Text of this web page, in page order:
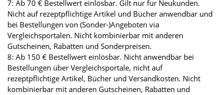
7: Ab 70 € Bestellwert einlösbar. Gilt nur für Neukunden.
Nicht auf rezeptpflichtige Artikel und Bücher anwendbar und
bei Bestellungen von (Sonder-)Angeboten via
Vergleichsportalen. Nicht kombinierbar mit anderen
Gutscheinen, Rabatten und Sonderpreisen.
8: Ab 150 € Bestellwert einlösbar. Nicht anwendbar bei
Bestellungen über Vergleichsportale, nicht auf
rezeptpflichtige Artikel, Bücher und Versandkosten. Nicht
kombinierbar mit anderen Gutscheinen, Rabatten und